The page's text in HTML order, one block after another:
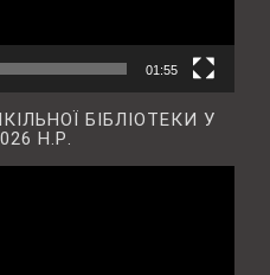
01:55
БІБЛІОТЕКИ У
Н.Р.